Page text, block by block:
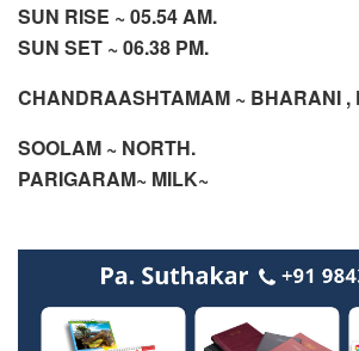
SUN RISE ~ 05.54 AM.
SUN SET ~ 06.38 PM.
CHANDRAASHTAMAM ~ BHARANI ,
SOOLAM ~ NORTH.
PARIGARAM~ MILK~